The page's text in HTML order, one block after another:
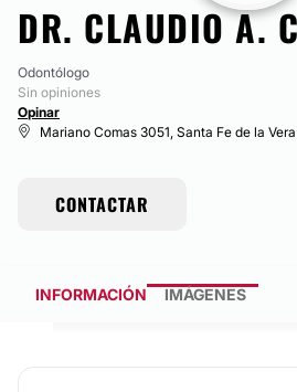
DR. CLAUDIO A.
Odontólogo
Sin opiniones
Opinar
Mariano Comas 3051, Santa Fe de la
CONTACTAR
INFORMACIÓN IMÁGENES